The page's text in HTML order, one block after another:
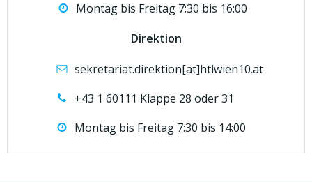
Montag bis Freitag 7:30 bis 16:00
Direktion
sekretariat.direktion[at]htlwien10.at
+43 1 60111 Klappe 28 oder 31
Montag bis Freitag 7:30 bis 14:00